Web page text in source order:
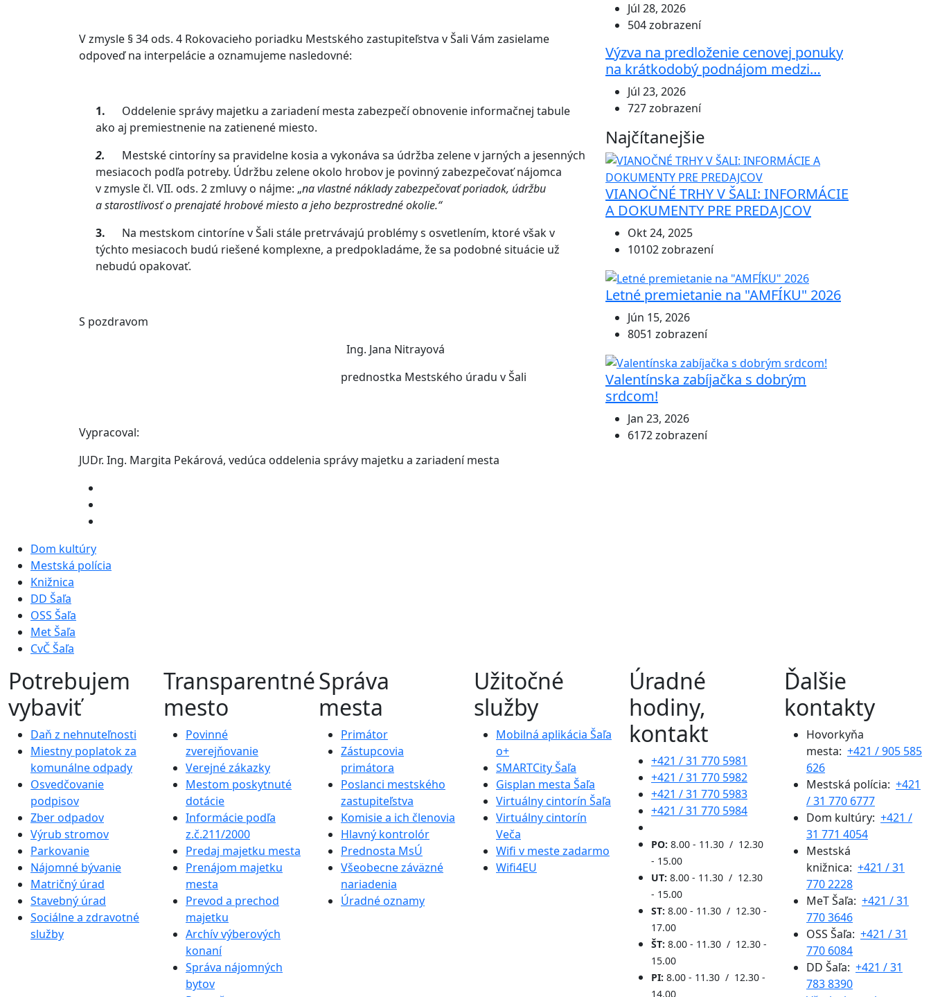
V zmysle § 34 ods. 4 Rokovacieho poriadku Mestského zastupiteľstva v Šali Vám zasielame
odpoveď na interpelácie a oznamujeme nasledovné:
1. Oddelenie správy majetku a zariadení mesta zabezpečí obnovenie informačnej tabule
ako aj premiestnenie na zatienené miesto.
2. Mestské cintoríny sa pravidelne kosia a vykonáva sa údržba zelene v jarných a jesenných
mesiacoch podľa potreby. Údržbu zelene okolo hrobov je povinný zabezpečovať nájomca
v zmysle čl. VII. ods. 2 zmluvy o nájme: „na vlastné náklady zabezpečovať poriadok, údržbu
a starostlivosť o prenajaté hrobové miesto a jeho bezprostredné okolie.“
3. Na mestskom cintoríne v Šali stále pretrvávajú problémy s osvetlením, ktoré však v
týchto mesiacoch budú riešené komplexne, a predpokladáme, že sa podobné situácie už
nebudú opakovať.
S pozdravom
Ing. Jana Nitrayová
prednostka Mestského úradu v Šali
Vypracoval:
JUDr. Ing. Margita Pekárová, vedúca oddelenia správy majetku a zariadení mesta
Júl 28, 2026
504 zobrazení
Výzva na predloženie cenovej ponuky
na krátkodobý podnájom medzi…
Júl 23, 2026
727 zobrazení
Najčítanejšie
VIANOČNÉ TRHY V ŠALI: INFORMÁCIE
A DOKUMENTY PRE PREDAJCOV
Okt 24, 2025
10102 zobrazení
Letné premietanie na "AMFÍKU" 2026
Jún 15, 2026
8051 zobrazení
Valentínska zabíjačka s dobrým
srdcom!
Jan 23, 2026
6172 zobrazení
Dom kultúry
Mestská polícia
Knižnica
DD Šaľa
OSS Šaľa
Met Šaľa
CvČ Šaľa
Potrebujem
vybaviť
Daň z nehnuteľnosti
Miestny poplatok za
komunálne odpady
Osvedčovanie
podpisov
Zber odpadov
Výrub stromov
Parkovanie
Nájomné bývanie
Matričný úrad
Stavebný úrad
Sociálne a zdravotné
služby
Transparentné
mesto
Povinné
zverejňovanie
Verejné zákazky
Mestom poskytnuté
dotácie
Informácie podľa
z.č.211/2000
Predaj majetku mesta
Prenájom majetku
mesta
Prevod a prechod
majetku
Archív výberových
konaní
Správa nájomných
bytov
Správa
mesta
Primátor
Zástupcovia
primátora
Poslanci mestského
zastupiteľstva
Komisie a ich členovia
Hlavný kontrolór
Prednosta MsÚ
Všeobecne záväzné
nariadenia
Úradné oznamy
Užitočné
služby
Mobilná aplikácia Šaľa
o+
SMARTCity Šaľa
Gisplan mesta Šaľa
Virtuálny cintorín Šaľa
Virtuálny cintorín
Veča
Wifi v meste zadarmo
Wifi4EU
Úradné
hodiny,
kontakt
+421 / 31 770 5981
+421 / 31 770 5982
+421 / 31 770 5983
+421 / 31 770 5984
PO: 8.00 - 11.30 / 12.30
- 15.00
UT: 8.00 - 11.30 / 12.30
- 15.00
ST: 8.00 - 11.30 / 12.30 -
17.00
ŠT: 8.00 - 11.30 / 12.30 -
15.00
PI: 8.00 - 11.30 / 12.30 -
14.00
Ďalšie
kontakty
Hovorkyňa
mesta: +421 / 905 585
626
Mestská polícia: +421
/ 31 770 6777
Dom kultúry: +421 /
31 771 4054
Mestská
knižnica: +421 / 31
770 2228
MeT Šaľa: +421 / 31
770 3646
OSS Šaľa: +421 / 31
770 6084
DD Šaľa: +421 / 31
783 8390